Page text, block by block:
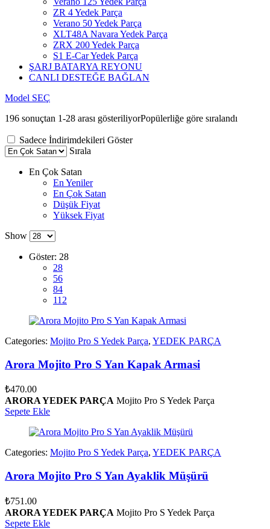
ZR 4 Yedek Parça
Verano 50 Yedek Parça
XLT48A Navara Yedek Parça
ZRX 200 Yedek Parça
S1 E-Car Yedek Parça
ŞARJ BATARYA REYONU
CANLI DESTEĞE BAĞLAN
Model SEÇ
196 sonuçtan 1-28 arası gösteriliyorPopülerliğe göre sıralandı
Sadece İndirimdekileri Göster
Sırala
En Çok Satan
En Yeniler
En Çok Satan
Düşük Fiyat
Yüksek Fiyat
Show
Göster: 28
28
56
84
112
Categories: Mojito Pro S Yedek Parça, YEDEK PARÇA
Arora Mojito Pro S Yan Kapak Armasi
₺470.00
ARORA YEDEK PARÇA Mojito Pro S Yedek Parça
Sepete Ekle
Categories: Mojito Pro S Yedek Parça, YEDEK PARÇA
Arora Mojito Pro S Yan Ayaklik Müşürü
₺751.00
ARORA YEDEK PARÇA Mojito Pro S Yedek Parça
Sepete Ekle